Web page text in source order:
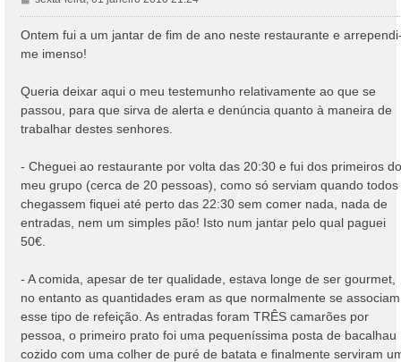
e
a
e
m
Ontem fui a um jantar de fim de ano neste restaurante e
me imenso!
Queria deixar aqui o meu testemunho relativamente ao que se
passou, para que sirva de alerta e denúncia quanto à maneira de
trabalhar destes senhores.
- Cheguei ao restaurante por volta das 20:30 e fui dos primeiros do
meu grupo (cerca de 20 pessoas), como só serviam quando todos
chegassem fiquei até perto das 22:30 sem comer nada, nada de
entradas, nem um simples pão! Isto num jantar pelo qual paguei
50€.
- A comida, apesar de ter qualidade, estava longe de ser gourmet,
no entanto as quantidades eram as que normalmente se
esse tipo de refeição. As entradas foram TRÊS camarões por
pessoa, o primeiro prato foi uma pequeníssima posta de bacalhau
cozido com uma colher de puré de batata e finalmente serviram